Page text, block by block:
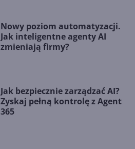
Nowy poziom automatyzacji.
Jak inteligentne agenty AI
zmieniają firmy?
Jak bezpiecznie zarządzać AI?
Zyskaj pełną kontrolę z Agent
365